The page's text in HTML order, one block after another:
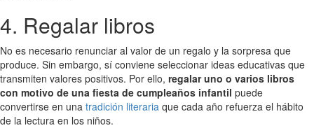
4. Regalar libros
No es necesario renunciar al valor de un regalo y la sorpresa que
produce. Sin embargo, sí conviene seleccionar ideas educativas que
transmiten valores positivos. Por ello, regalar uno o varios libros
con motivo de una fiesta de cumpleaños infantil puede
convertirse en una tradición literaria que cada año refuerza el hábito
de la lectura en los niños.